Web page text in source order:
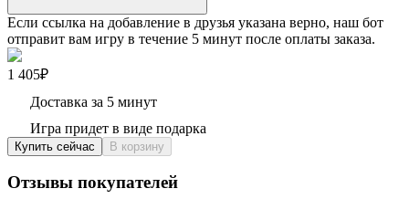
Если ссылка на добавление в друзья указана верно, наш бот
отправит вам игру в течение 5 минут после оплаты заказа.
1 405₽
Доставка за 5 минут
Игра придет в виде подарка
Купить сейчас В корзину
Отзывы покупателей